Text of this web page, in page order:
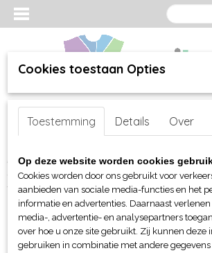
Inloggen Registreren
Home >webshop>Per merk >Clique >Voor
Sweaters en sweatshirts> Clique Harper
Cookies toestaan Opties
Toestemming Details Over
Op deze website worden cookies
Cookies worden door ons gebruikt voor
aanbieden van sociale media-functies en het
informatie en advertenties. Daarnaast
media-, advertentie- en analysepartners
over hoe u onze site gebruikt. Zij kunnen deze
gebruiken in combinatie met andere